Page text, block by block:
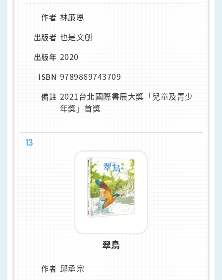
作者 林廉恩
出版者 也是文創
出版年 2020
ISBN 9789869743709
備註 2021台北國際書展大獎「兒童及青少
年獎」首獎
13
翠鳥
作者 邱承宗